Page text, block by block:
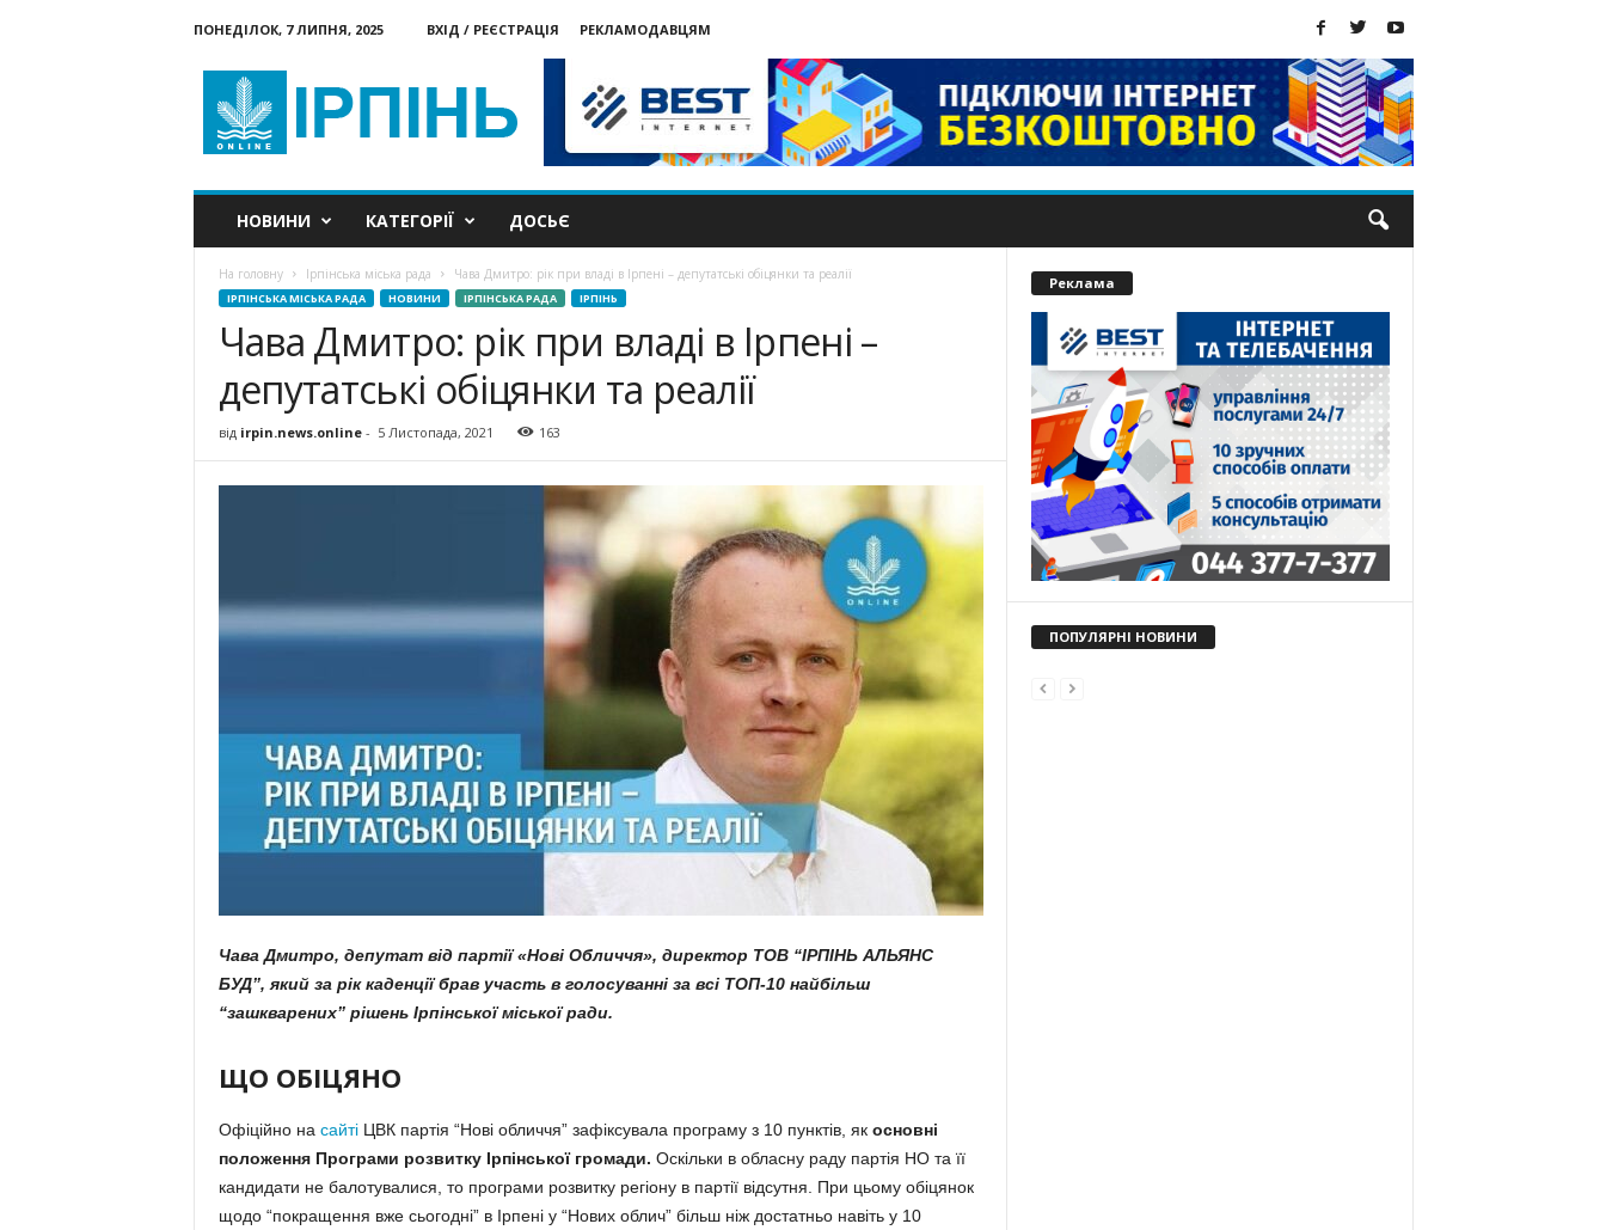
ПОНЕДІЛОК, 7 ЛИПНЯ, 2025 ВХІД / РЕЄСТРАЦІЯ
РЕКЛАМОДАВЦЯМ
онлайн
НОВИНИ КАТЕГОРІЇ ДОСЬЄ
На головну Ірпінська міська рада Чава Дмитро: рік при владі в Ірпені – депутатські обіцянки та реалії
ІРПІНСЬКА МІСЬКА РАДА НОВИНИ ІРПІНСЬКА РАДА ІРПІНЬ
Чава Дмитро: рік при владі в Ірпені –
депутатські обіцянки та реалії
від irpin.news.online- 5 Листопада, 2021 163
Чава Дмитро, депутат від партії «Нові Обличчя», директор ТОВ “ІРПІНЬ АЛЬЯНС
БУД”, який за рік каденції брав участь в голосуванні за всі ТОП-10 найбільш
“зашкварених” рішень Ірпінської міської ради.
ЩО ОБІЦЯНО
Офіційно на сайтіЦВК партія “Нові обличчя” зафіксувала програму з 10 пунктів, як основні
положення Програми розвитку Ірпінської громади. Оскільки в обласну раду партія НО та її
кандидати не балотувалися, то програми розвитку регіону в партії відсутня. При цьому обіцянок
щодо “покращення вже сьогодні” в Ірпені у “Нових облич” більш ніж достатньо навіть у 10
Реклама
ПОПУЛЯРНІ НОВИНИ